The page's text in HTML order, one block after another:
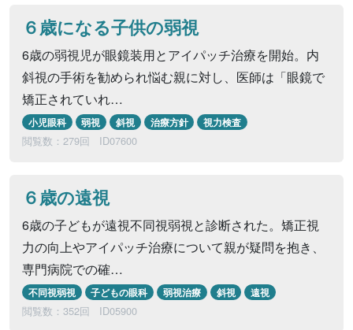
６歳になる子供の弱視
6歳の弱視児が眼鏡装用とアイパッチ治療を開始。内
斜視の手術を勧められ悩む親に対し、医師は「眼鏡で
矯正されていれ…
小児眼科 弱視 斜視 治療方針 視力検査
閲覧数：279回 ID07600
６歳の遠視
6歳の子どもが遠視不同視弱視と診断された。矯正視
力の向上やアイパッチ治療について親が疑問を抱き、
専門病院での確…
不同視弱視 子どもの眼科 弱視治療 斜視 遠視
閲覧数：352回 ID05900